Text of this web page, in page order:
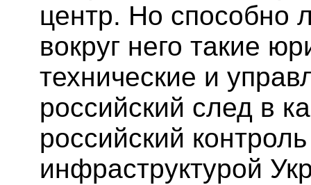
центр. Но способно
вокруг него такие
технические и
российский след в
российский
инфраструктурой